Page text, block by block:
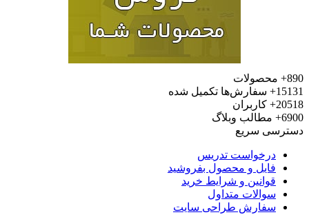
محصولات
سفارش‌ها تکمیل شده
کاربران
مطالب وبلاگ
سریع
درخواست تدریس
فایل و محصول بفروشید
قوانین و شرایط خرید
سوالات متداول
سفارش طراحی سایت